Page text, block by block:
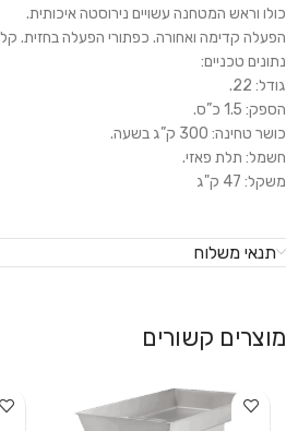
כולו וראש המטחנה עשויים נירוסטה איכותית.
הפעלה קדימה ואחורה. כפתורי הפעלה בחזית.
נתונים טכניים:
גודל: 22.
הספק: 1.5 כ”ס.
כושר טחינה: 300 ק”ג בשעה.
חשמל: תלת פאזי.
משקל: 47 ק"ג
תנאי משלוח
מוצרים קשורים